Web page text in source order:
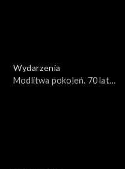
Wydarzenia
Modlitwa pokoleń. 70 lat